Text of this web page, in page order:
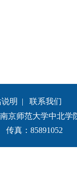
明 | 联系我们
京师范大学中北学
传真：85891052